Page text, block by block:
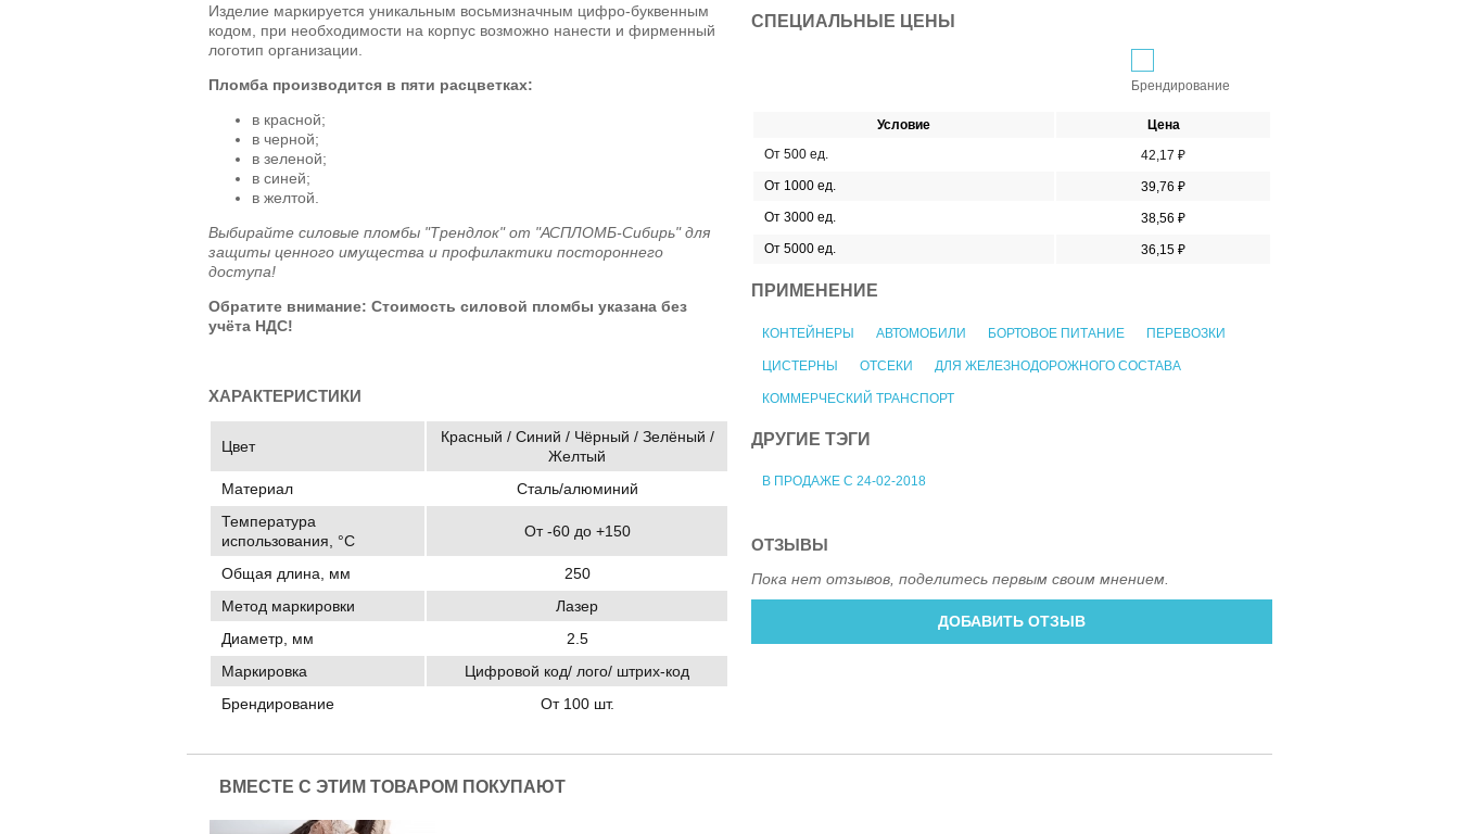
СПЕЦИАЛЬНЫЕ ЦЕНЫ
Брендирование
Условие
Цена
От 500 ед.
42,17 ₽
От 1000 ед.
39,76 ₽
От 3000 ед.
38,56 ₽
От 5000 ед.
36,15 ₽
ПРИМЕНЕНИЕ
КОНТЕЙНЕРЫ АВТОМОБИЛИ БОРТОВОЕ ПИТАНИЕ ПЕРЕВОЗКИ
ЦИСТЕРНЫ ОТСЕКИ ДЛЯ ЖЕЛЕЗНОДОРОЖНОГО СОСТАВА
КОММЕРЧЕСКИЙ ТРАНСПОРТ
ДРУГИЕ ТЭГИ
В ПРОДАЖЕ С 24-02-2018
Изделие маркируется уникальным восьмизначным цифро-буквенным
кодом, при необходимости на корпус возможно нанести и фирменный
логотип организации.
Пломба производится в пяти расцветках:
в красной;
в черной;
в зеленой;
в синей;
в желтой.
Выбирайте силовые пломбы "Трендлок" от "АСПЛОМБ-Сибирь" для
защиты ценного имущества и профилактики постороннего
доступа!
Обратите внимание: Стоимость силовой пломбы указана без
учёта НДС!
ХАРАКТЕРИСТИКИ
Цвет
Красный / Синий / Чёрный / Зелёный /
Желтый
Материал
Сталь/алюминий
Температура
использования, °C
От -60 до +150
Общая длина, мм
250
Метод маркировки
Лазер
Диаметр, мм
2.5
Маркировка
Цифровой код/ лого/ штрих-код
Брендирование
От 100 шт.
ОТЗЫВЫ
Пока нет отзывов, поделитесь первым своим мнением.
ДОБАВИТЬ ОТЗЫВ
ВМЕСТЕ С ЭТИМ ТОВАРОМ ПОКУПАЮТ